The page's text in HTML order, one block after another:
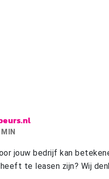
jouw bedrijf kan
te leasen zijn? Wij